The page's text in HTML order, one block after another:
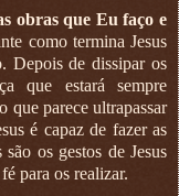
obras que Eu faço e
como termina Jesus
Depois de dissipar os
que estará sempre
que parece ultrapassar
é capaz de fazer as
os gestos de Jesus
para os realizar.